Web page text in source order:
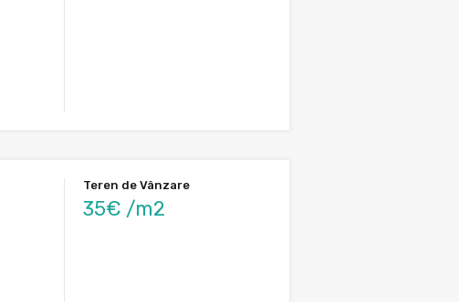
Teren de Vânzare
35€ /m2